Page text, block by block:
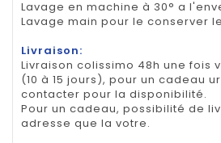
Lavage en machine à 30° a
Lavage main pour le conserver
Livraison:
Livraison colissimo 48h une fois
(10 à 15 jours), pour un cadeau
contacter pour la disponibilité.
Pour un cadeau, possibilité de
adresse que la votre.